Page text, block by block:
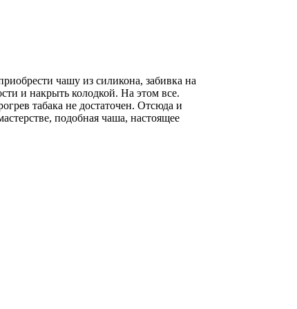
чашу из силикона, забивка на
и накрыть колодкой. На этом все.
табака не достаточен. Отсюда и
подобная чаша, настоящее